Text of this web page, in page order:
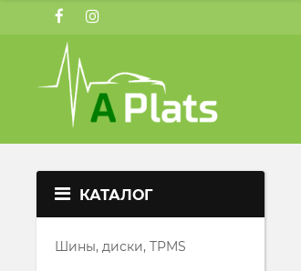
КАТАЛОГ
Шины, диски, TPMS